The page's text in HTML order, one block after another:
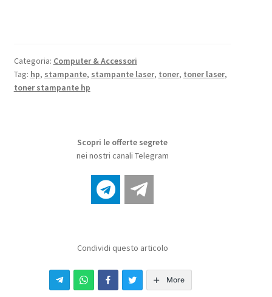
Categoria: Computer & Accessori
Tag: hp, stampante, stampante laser, toner, toner laser,
toner stampante hp
Scopri le offerte segrete
nei nostri canali Telegram
Condividi questo articolo
More